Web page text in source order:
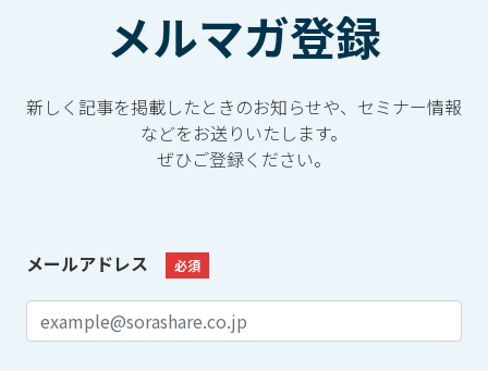
メルマガ登録
新しく記事を掲載したときのお知らせや、セミナー情報
などをお送りいたします。
ぜひご登録ください。
メールアドレス 必須